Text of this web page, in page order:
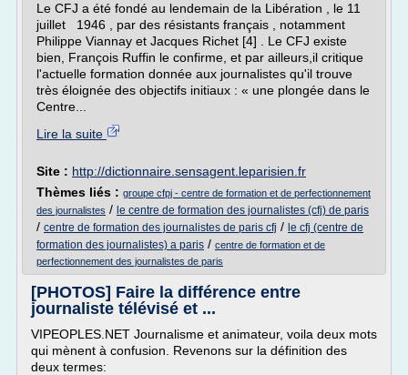
Le CFJ a été fondé au lendemain de la Libération , le 11
juillet 1946 , par des résistants français , notamment
Philippe Viannay et Jacques Richet [4] . Le CFJ existe
bien, François Ruffin le confirme, et par ailleurs,il critique
l'actuelle formation donnée aux journalistes qu'il trouve
très éloignée des objectifs initiaux : « une plongée dans le
Centre...
Lire la suite
Site : http://dictionnaire.sensagent.leparisien.fr
Thèmes liés : groupe cfpj - centre de formation et de perfectionnement
des journalistes / le centre de formation des journalistes (cfj) de paris
/ centre de formation des journalistes de paris cfj / le cfj (centre de
formation des journalistes) a paris / centre de formation et de
perfectionnement des journalistes de paris
[PHOTOS] Faire la différence entre
journaliste télévisé et ...
VIPEOPLES.NET Journalisme et animateur, voila deux mots
qui mènent à confusion. Revenons sur la définition des
deux termes: